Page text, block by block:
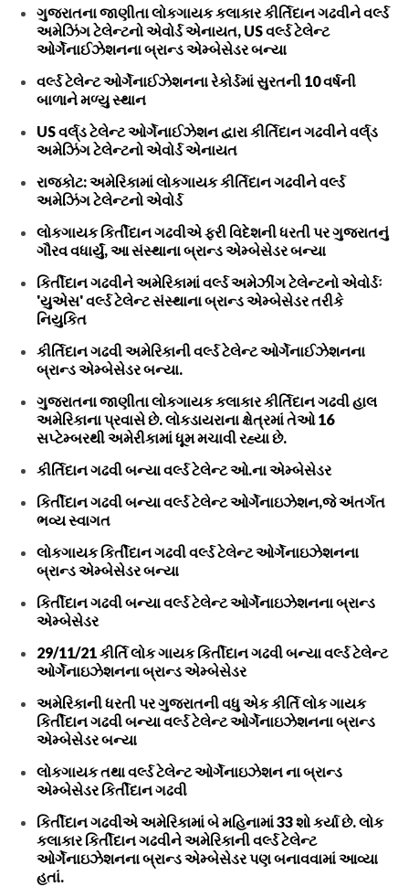
ગુજરાતના જાણીતા લોકગાયક કલાકાર કીર્તિદાન ગઢવીને વર્લ્ડ
અમેઝિંગ ટેલેન્ટનો એવોર્ડ એનાયત, US વર્લ્ડ ટેલેન્ટ
ઓર્ગેનાઈઝેશનના બ્રાન્ડ એમ્બેસેડર બન્યા
વર્લ્ડ ટેલેન્ટ ઓર્ગેનાઈઝેશનના રેકોર્ડમાં સુરતની 10 વર્ષની
બાળાને મળ્યુ સ્થાન
US વર્લ્‌ડ ટેલેન્ટ ઓર્ગેનાઈઝેશન દ્વારા કીર્તિદાન ગઢવીને વર્લ્‌ડ
અમેઝિંગ ટેલેન્ટનો એવોર્ડ એનાયત
રાજકોટ: અમેરિકામાં લોકગાયક કીર્તિદાન ગઢવીને વર્લ્ડ
અમેઝિંગ ટેલેન્ટનો એવોર્ડ
લોકગાયક કિર્તીદાન ગઢવીએ ફરી વિદેશની ધરતી પર ગુજરાતનું
ગૌરવ વધાર્યું, આ સંસ્થાના બ્રાન્ડ એમ્બેસેડર બન્યા
કિર્તીદાન ગઢવીને અમેરિકામાં વર્લ્ડ અમેઝીંગ ટેલેન્ટનો એવોર્ડઃ
'યુએસ' વર્લ્ડ ટેલેન્ટ સંસ્થાના બ્રાન્ડ એમ્બેસેડર તરીકે
નિયુકિત
કીર્તિદાન ગઢવી અમેરિકાની વર્લ્ડ ટેલેન્ટ ઓર્ગેનાઈઝેશનના
બ્રાન્ડ એમ્બેસેડર બન્યા.
ગુજરાતના જાણીતા લોકગાયક કલાકાર કીર્તિદાન ગઢવી હાલ
અમેરિકાના પ્રવાસે છે. લોકડાયરાના ક્ષેત્રમાં તેઓ 16
સપ્ટેમ્બરથી અમેરીકામાં ધૂમ મચાવી રહ્યા છે.
કીર્તિદાન ગઢવી બન્યા વર્લ્ડ ટેલેન્ટ ઓ.ના એમ્બેસેડર
કિર્તીદાન ગઢવી બન્યા વર્લ્ડ ટેલેન્ટ ઓર્ગેનાઇઝેશન,જે અંતર્ગત
ભવ્ય સ્વાગત
લોકગાયક કિર્તીદાન ગઢવી વર્લ્ડ ટેલેન્ટ ઓર્ગેનાઇઝેશનના
બ્રાન્ડ એમ્બેસેડર બન્યા
કિર્તીદાન ગઢવી બન્યા વર્લ્ડ ટેલેન્ટ ઓર્ગેનાઇઝેશનના બ્રાન્ડ
એમ્બેસેડર
29/11/21 કીર્તિ લોક ગાયક કિર્તીદાન ગઢવી બન્યા વર્લ્ડ ટેલેન્ટ
ઓર્ગેનાઇઝેશનના બ્રાન્ડ એમ્બેસેડર
અમેરિકાની ધરતી પર ગુજરાતની વધુ એક કીર્તિ લોક ગાયક
કિર્તીદાન ગઢવી બન્યા વર્લ્ડ ટેલેન્ટ ઓર્ગેનાઇઝેશનના બ્રાન્ડ
એમ્બેસેડર બન્યા
લોકગાયક તથા વર્લ્ડ ટેલેન્ટ ઓર્ગેનાઇઝેશન ના બ્રાન્ડ
એમ્બેસેડર કિર્તીદાન ગઢવી
કિર્તીદાન ગઢવીએ અમેરિકામાં બે મહિનામાં 33 શો કર્યા છે. લોક
કલાકાર કિર્તીદાન ગઢવીને અમેરિકાની વર્લ્ડ ટેલેન્ટ
ઓર્ગેનાઇઝેશનના બ્રાન્ડ એમ્બેસેડર પણ બનાવવામાં આવ્યા
હતાં.